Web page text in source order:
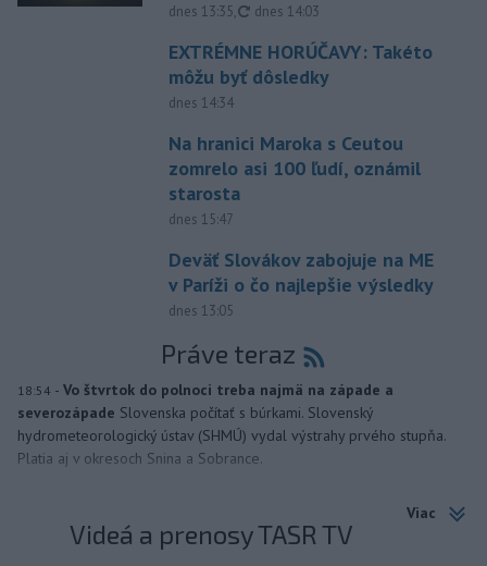
dnes 13:35, aktualizované
dnes 14:03
EXTRÉMNE HORÚČAVY: Takéto
môžu byť dôsledky
dnes 14:34
Na hranici Maroka s Ceutou
zomrelo asi 100 ľudí, oznámil
starosta
dnes 15:47
Deväť Slovákov zabojuje na ME
v Paríži o čo najlepšie výsledky
dnes 13:05
Práve teraz
18:54 - Vo štvrtok do polnoci treba najmä na západe a
severozápade Slovenska počítať s búrkami. Slovenský
hydrometeorologický ústav (SHMÚ) vydal výstrahy prvého stupňa.
Platia aj v okresoch Snina a Sobrance.
Viac
Videá a prenosy TASR TV